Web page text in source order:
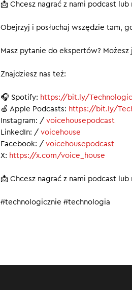
📩 Chcesz nagrać z nami podcast
Obejrzyj i posłuchaj wszędzie tam,
Masz pytanie do ekspertów?
Znajdziesz nas też:
🎧 Spotify: https://bit.ly/
🍏 Apple Podcasts: https://bit.ly/
Instagram: / voicehousepodcast
LinkedIn: / voicehouse
Facebook: / voicehousepodcast
X: https://x.com/voice_house
📩 Chcesz nagrać z nami podcast
#technologicznie #technologia